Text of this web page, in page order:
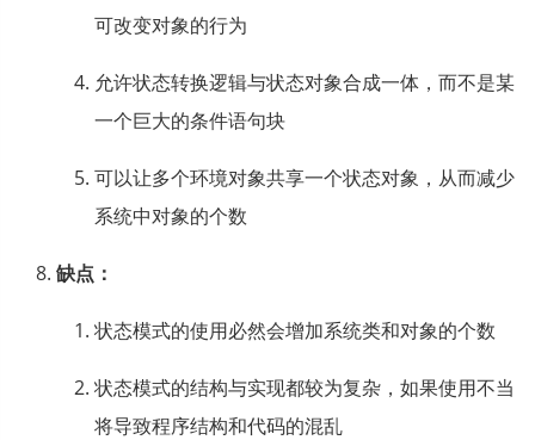
可改变对象的行为
允许状态转换逻辑与状态对象合成一体，而不是某
一个巨大的条件语句块
可以让多个环境对象共享一个状态对象，从而减少
系统中对象的个数
缺点：
状态模式的使用必然会增加系统类和对象的个数
状态模式的结构与实现都较为复杂，如果使用不当
将导致程序结构和代码的混乱